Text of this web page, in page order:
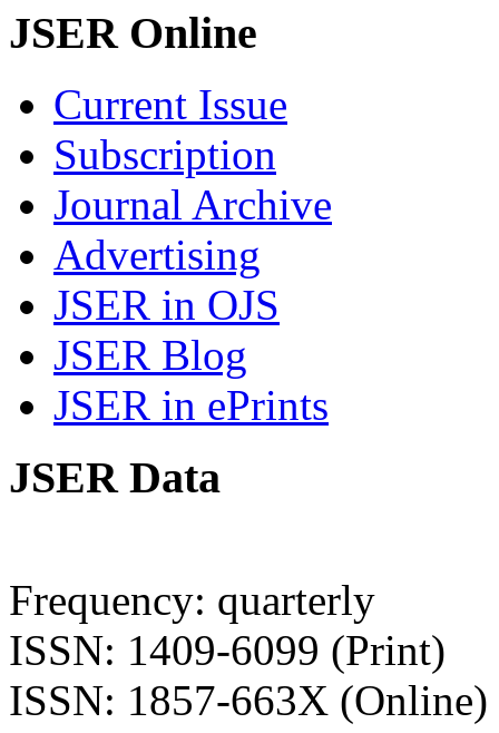
JSER Online
Current Issue
Subscription
Journal Archive
Advertising
JSER in OJS
JSER Blog
JSER in ePrints
JSER Data
Frequency: quarterly
ISSN: 1409-6099 (Print)
ISSN: 1857-663X (Online)